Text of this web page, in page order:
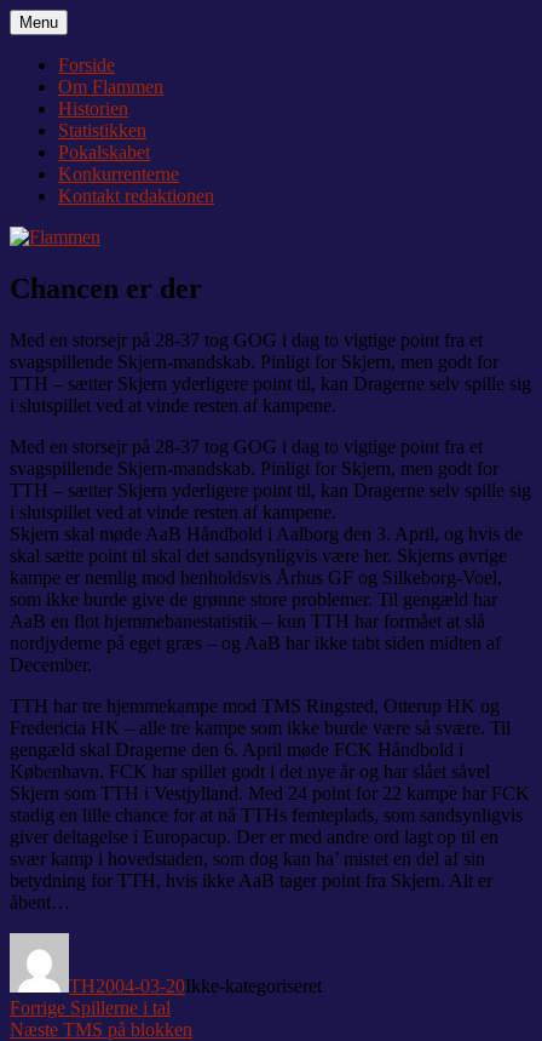
Videre
til
indhold
Flammen
Nyheder og debat om Team Tvis Holstebro
Menu
Forside
Om Flammen
Historien
Statistikken
Pokalskabet
Konkurrenterne
Kontakt redaktionen
Chancen er der
Med en storsejr på 28-37 tog GOG i dag to vigtige point fra et
svagspillende Skjern-mandskab. Pinligt for Skjern, men godt for
TTH – sætter Skjern yderligere point til, kan Dragerne selv spille sig
i slutspillet ved at vinde resten af kampene.
Med en storsejr på 28-37 tog GOG i dag to vigtige point fra et
svagspillende Skjern-mandskab. Pinligt for Skjern, men godt for
TTH – sætter Skjern yderligere point til, kan Dragerne selv spille sig
i slutspillet ved at vinde resten af kampene.
Skjern skal møde AaB Håndbold i Aalborg den 3. April, og hvis de
skal sætte point til skal det sandsynligvis være her. Skjerns øvrige
kampe er nemlig mod henholdsvis Århus GF og Silkeborg-Voel,
som ikke burde give de grønne store problemer. Til gengæld har
AaB en flot hjemmebanestatistik – kun TTH har formået at slå
nordjyderne på eget græs – og AaB har ikke tabt siden midten af
December.
TTH har tre hjemmekampe mod TMS Ringsted, Otterup HK og
Fredericia HK – alle tre kampe som ikke burde være så svære. Til
gengæld skal Dragerne den 6. April møde FCK Håndbold i
København. FCK har spillet godt i det nye år og har slået såvel
Skjern som TTH i Vestjylland. Med 24 point for 22 kampe har FCK
stadig en lille chance for at nå TTHs femteplads, som sandsynligvis
giver deltagelse i Europacup. Der er med andre ord lagt op til en
svær kamp i hovedstaden, som dog kan ha’ mistet en del af sin
betydning for TTH, hvis ikke AaB tager point fra Skjern. Alt er
åbent…
TH2004-03-20Ikke-kategoriseret
Indlægsnavigation
Forrige Forrige
indlæg:
Spillerne i tal
Næste Næste
TMS på blokken